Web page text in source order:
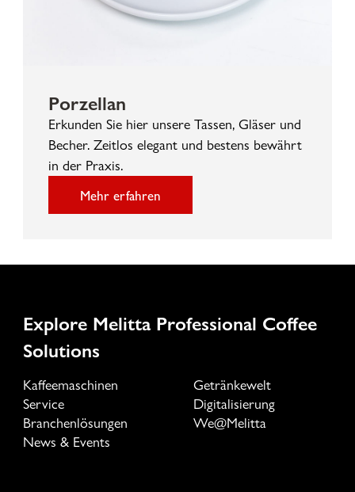
Porzellan
Erkunden Sie hier unsere Tassen, Gläser und
Becher. Zeitlos elegant und bestens bewährt
in der Praxis.
Mehr erfahren
Explore Melitta Professional Coffee
Solutions
Kaffeemaschinen
Getränkewelt
Service
Digitalisierung
Branchenlösungen
We@Melitta
News & Events